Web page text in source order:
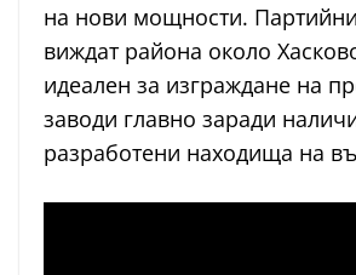
на нови мощности.
виждат района около
идеален за изграждане на
заводи главно заради
разработени находища на